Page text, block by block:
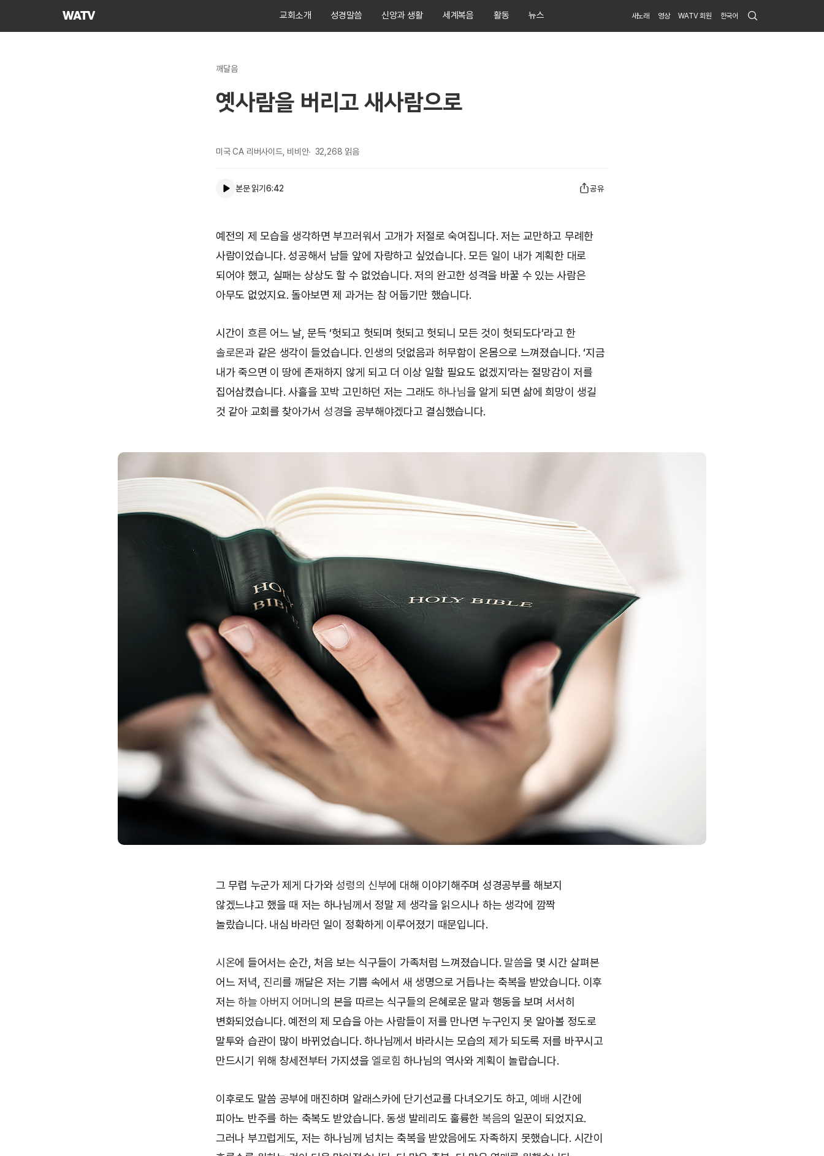
하나님의교회
교회소개 성경말씀 신앙과 생활 세계복음 활동 뉴스 새노래 영상 WATV 회원 한국어 Search
Submit
깨달음
옛사람을 버리고 새사람으로
미국 CA 리버사이드, 비비안 32,268 읽음
본문 읽기6:42 공유
예전의 제 모습을 생각하면 부끄러워서 고개가 저절로 숙여집니다. 저는 교만하고 무례한
사람이었습니다. 성공해서 남들 앞에 자랑하고 싶었습니다. 모든 일이 내가 계획한 대로
되어야 했고, 실패는 상상도 할 수 없었습니다. 저의 완고한 성격을 바꿀 수 있는 사람은
아무도 없었지요. 돌아보면 제 과거는 참 어둡기만 했습니다.
시간이 흐른 어느 날, 문득 ‘헛되고 헛되며 헛되고 헛되니 모든 것이 헛되도다’라고 한
솔로몬과 같은 생각이 들었습니다. 인생의 덧없음과 허무함이 온몸으로 느껴졌습니다. ‘지금
내가 죽으면 이 땅에 존재하지 않게 되고 더 이상 일할 필요도 없겠지’라는 절망감이 저를
집어삼켰습니다. 사흘을 꼬박 고민하던 저는 그래도 하나님을 알게 되면 삶에 희망이 생길
것 같아 교회를 찾아가서 성경을 공부해야겠다고 결심했습니다.
그 무렵 누군가 제게 다가와성령의 신부에 대해 이야기해주며 성경공부를 해보지
않겠느냐고 했을 때 저는 하나님께서 정말 제 생각을 읽으시나 하는 생각에 깜짝
놀랐습니다. 내심 바라던 일이 정확하게 이루어졌기 때문입니다.
시온에 들어서는 순간, 처음 보는 식구들이 가족처럼 느껴졌습니다. 말씀을 몇 시간 살펴본
어느 저녁, 진리를 깨달은 저는 기쁨 속에서 새 생명으로 거듭나는 축복을 받았습니다. 이후
저는하늘 아버지 어머니 의 본을 따르는 식구들의 은혜로운 말과 행동을 보며 서서히
변화되었습니다. 예전의 제 모습을 아는 사람들이 저를 만나면 누구인지 못 알아볼 정도로
말투와 습관이 많이 바뀌었습니다. 하나님께서 바라시는 모습의 제가 되도록 저를 바꾸시고
만드시기 위해 창세전부터 가지셨을 엘로힘 하나님의 역사와 계획이 놀랍습니다.
이후로도 말씀 공부에 매진하며 알래스카에 단기선교를 다녀오기도 하고, 예배 시간에
피아노 반주를 하는 축복도 받았습니다. 동생 발레리도 훌륭한 복음의 일꾼이 되었지요.
그러나 부끄럽게도, 저는 하나님께 넘치는 축복을 받았음에도 자족하지 못했습니다. 시간이